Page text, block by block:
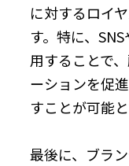
に対するロイ
す。特に、
用することで
ーションを促
すことが可能と
最後に、ブラ